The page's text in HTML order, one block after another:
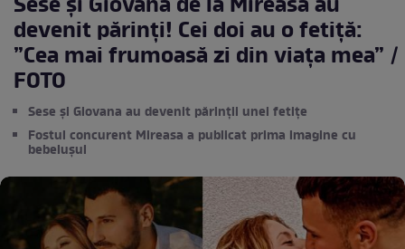
devenit părinți! Cei doi au o fetiță:
”Cea mai frumoasă zi din viața mea” /
FOTO
Sese și Giovana au devenit părinții unei fetițe
Fostul concurent Mireasa a publicat prima imagine cu
bebelușul